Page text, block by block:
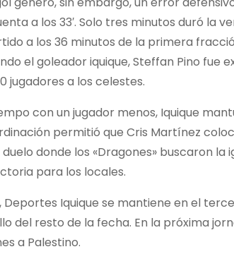
a los 33′. Solo tres minutos duró la
a los 36 minutos de la primera
el goleador iquique, Steffan Pino fue
jugadores a los celestes.
con un jugador menos, Iquique
permitió que Cris Martínez
donde los «Dragones» buscaron la
para los locales.
Iquique se mantiene en el
del resto de la fecha. En la próxima
a Palestino.